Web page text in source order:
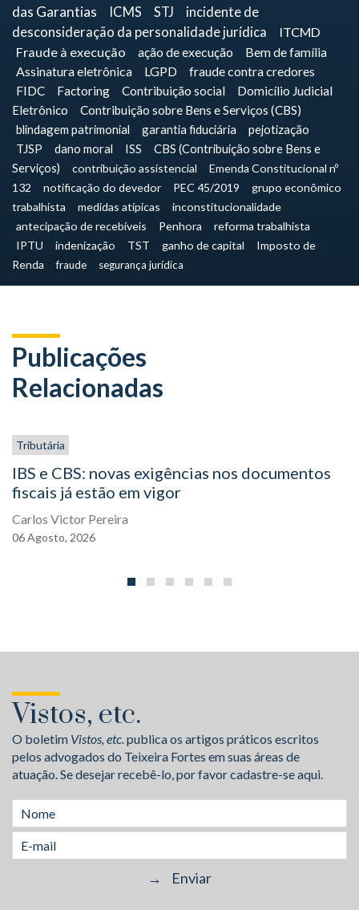
das Garantias
ICMS STJ
incidente de
desconsideração da personalidade jurídica
ITCMD
Fraude à execução
ação de execução
Bem de família
Assinatura eletrônica
LGPD fraude contra credores
FIDC Factoring Contribuição social
Domicílio Judicial
Eletrônico
Contribuição sobre Bens e Serviços (CBS)
blindagem patrimonial
garantia fiduciária
pejotização
TJSP
dano moral ISS
CBS (Contribuição sobre Bens e
Serviços)
contribuição assistencial
Emenda Constitucional nº
132
notificação do devedor PEC 45/2019
grupo econômico
trabalhista
medidas atípicas
inconstitucionalidade
antecipação de recebíveis
Penhora
reforma trabalhista
IPTU
indenização TST ganho de capital
Imposto de
Renda
fraude segurança jurídica
Publicações
Relacionadas
Tributária
IBS e CBS: novas exigências nos documentos
fiscais já estão em vigor
Carlos Victor Pereira
06Agosto, 2026
Vistos, etc.
O boletim Vistos, etc.publica os artigos práticos escritos
pelos advogados do Teixeira Fortes em suas áreas de
atuação. Se desejar recebê-lo, por favor cadastre-se aqui.